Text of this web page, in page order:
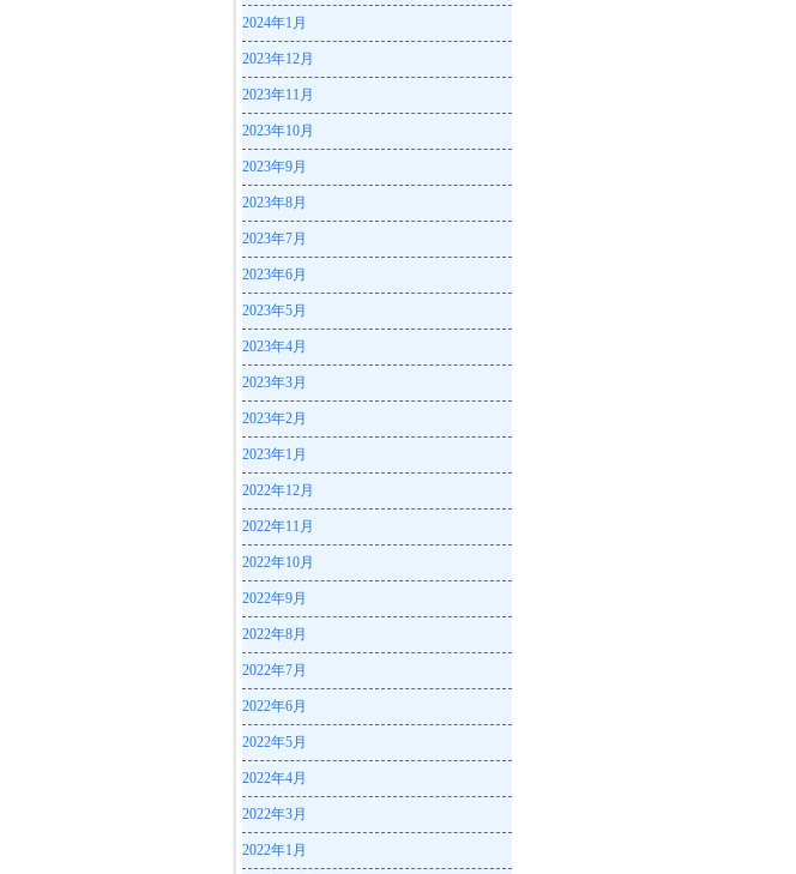
2024年1月
2023年12月
2023年11月
2023年10月
2023年9月
2023年8月
2023年7月
2023年6月
2023年5月
2023年4月
2023年3月
2023年2月
2023年1月
2022年12月
2022年11月
2022年10月
2022年9月
2022年8月
2022年7月
2022年6月
2022年5月
2022年4月
2022年3月
2022年1月